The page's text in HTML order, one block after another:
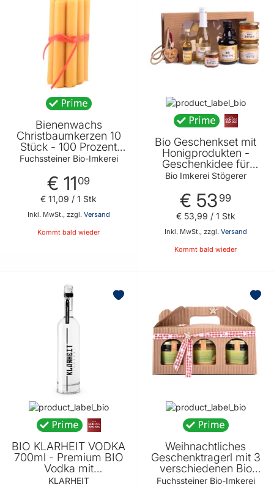
PRODUKTEIGENSCHAFT
Bienenwachs
Christbaumkerzen 10
Stück - 100 Prozent
reines Bienenwachs -
angenehmen Duft von
Fuchssteiner Bio-
Imkerei
Fuchssteiner Bio-Imkerei
€ 11 09
Inkl. MwSt., zzgl. Versand
€ 11,09 / 1 Stk
Kommt bald wieder
Bio Geschenkset mit
Honigprodukten -
Geschenkidee für
jeden der Honig liebt
Bio Imkerei Stögerer
€ 53 99
Inkl. MwSt., zzgl. Versand
€ 53,99 / 1 Stk
Kommt bald wieder
BIO KLARHEIT VODKA
700ml - Premium BIO
Vodka mit
Urgesteinwasser made
KLARHEIT
Weihnachtliches
Geschenktragerl mit 3
verschiedenen Bio
Honigen 3 x 250g -
Fuchssteiner Bio-Imkerei